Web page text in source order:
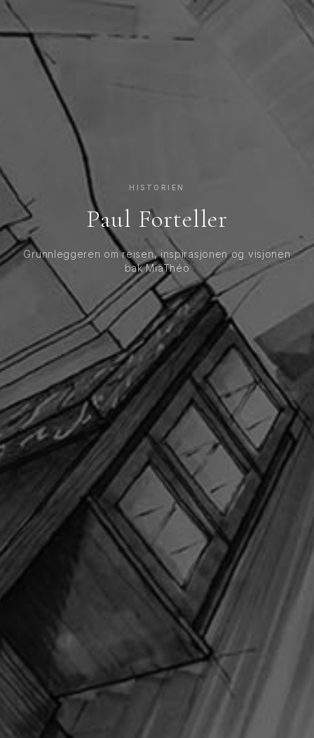
HISTORIEN
Paul Forteller
Grunnleggeren om reisen, inspirasjonen og visjonen
bak MiaThéo